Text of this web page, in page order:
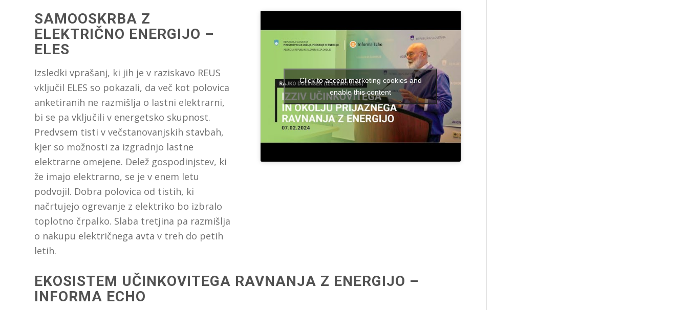
SAMOOSKRBA Z
ELEKTRIČNO ENERGIJO –
ELES
Izsledki vprašanj, ki jih je v raziskavo REUS
vključil ELES so pokazali, da več kot polovica
anketiranih ne razmišlja o lastni elektrarni,
bi se pa vključili v energetsko skupnost.
Predvsem tisti v večstanovanjskih stavbah,
kjer so možnosti za izgradnjo lastne
elektrarne omejene. Delež gospodinjstev, ki
že imajo elektrarno, se je v enem letu
podvojil. Dobra polovica od tistih, ki
načrtujejo ogrevanje z elektriko bo izbralo
toplotno črpalko. Slaba tretjina pa razmišlja
o nakupu električnega avta v treh do petih
letih.
Click to accept marketing cookies and
enable this content
Rajko Dolinšek,Informa Echo
EKOSISTEM UČINKOVITEGA RAVNANJA Z ENERGIJO –
INFORMA ECHO